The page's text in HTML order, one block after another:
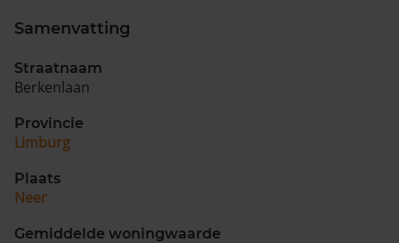
Samenvatting
Straatnaam
Berkenlaan
Provincie
Limburg
Plaats
Neer
Gemiddelde woningwaarde